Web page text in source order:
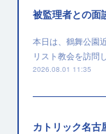
被監理者との面
本日は、鶴舞公園
リスト教会を訪問
2026.08.01 11:35